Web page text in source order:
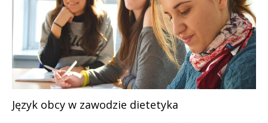
Język obcy w zawodzie dietetyka